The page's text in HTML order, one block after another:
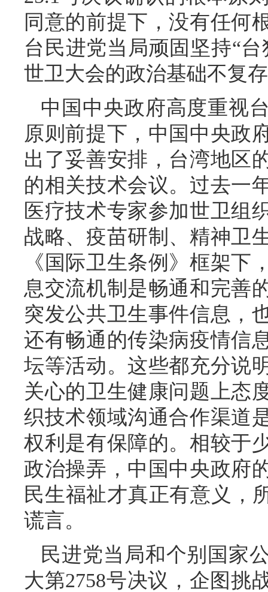
同意的前提下，没有任何
台民进党当局顽固坚持“
世卫大会的政治基础不复
中国中央政府高度重视
原则前提下，中国中央政
出了妥善安排，台湾地区
的相关技术会议。过去一
医疗技术专家参加世卫组
战略、疫苗研制、精神卫
《国际卫生条例》框架下
息交流机制是畅通和完善
突发公共卫生事件信息，
还有畅通的传染病疫情信
坛等活动。这些都充分说
关心的卫生健康问题上态
织技术领域沟通合作渠道
权利是有保障的。相较于
政治操弄，中国中央政府
民生福祉才真正有意义，
谎言。
民进党当局和个别国家
大第2758号决议，企图挑